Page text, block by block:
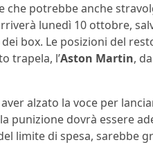
che potrebbe anche
lunedì 10 ottobre,
box. Le posizioni del
trapela, l’Aston Martin,
alzato la voce per
punizione dovrà essere
limite di spesa, sarebbe